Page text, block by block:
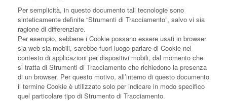
Per semplicità, in questo documento tali tecnologie sono
sinteticamente definite “Strumenti di Tracciamento”, salvo vi sia
ragione di differenziare.
Per esempio, sebbene i Cookie possano essere usati in browser
sia web sia mobili, sarebbe fuori luogo parlare di Cookie nel
contesto di applicazioni per dispositivi mobili, dal momento che
si tratta di Strumenti di Tracciamento che richiedono la presenza
di un browser. Per questo motivo, all’interno di questo documento
il termine Cookie è utilizzato solo per indicare in modo specifico
quel particolare tipo di Strumento di Tracciamento.